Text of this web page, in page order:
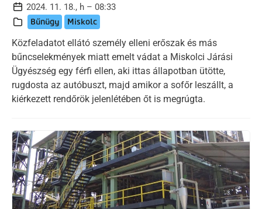
2024. 11. 18., h – 08:33
Bűnügy Miskolc
Közfeladatot ellátó személy elleni erőszak és más
bűncselekmények miatt emelt vádat a Miskolci Járási
Ügyészség egy férfi ellen, aki ittas állapotban ütötte,
rugdosta az autóbuszt, majd amikor a sofőr leszállt, a
kiérkezett rendőrök jelenlétében őt is megrúgta.